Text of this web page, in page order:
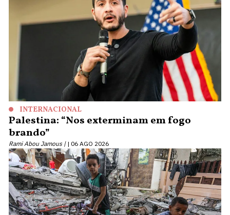
INTERNACIONAL
Palestina: “Nos exterminam em fogo
brando”
Rami Abou Jamous | 06 AGO 2026